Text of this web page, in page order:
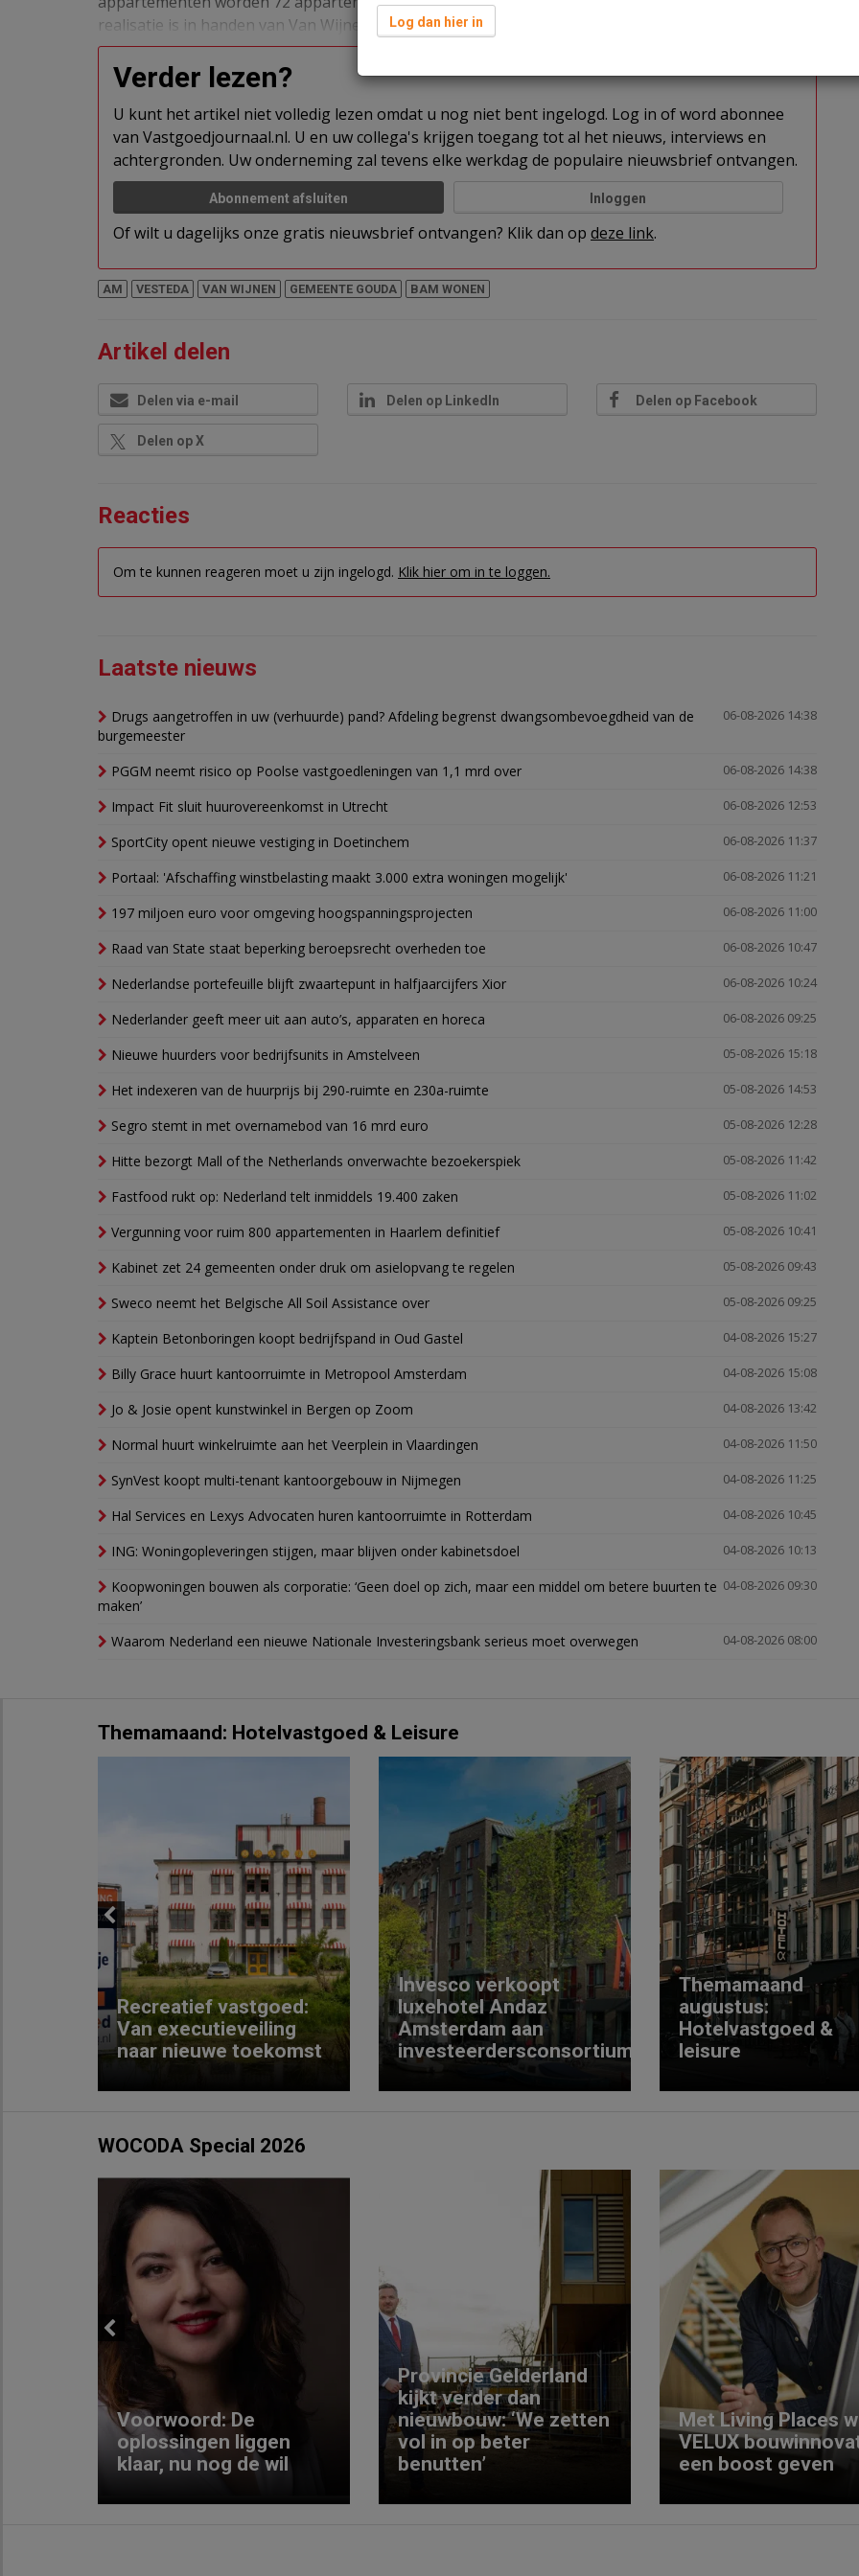
realisatie is in handen van Van Wijnen Stolwijk.
Verder lezen?
U kunt het artikel niet volledig lezen omdat u nog niet bent ingelogd. Log in of word abonnee
van Vastgoedjournaal.nl. U en uw collega's krijgen toegang tot al het nieuws, interviews en
achtergronden. Uw onderneming zal tevens elke werkdag de populaire nieuwsbrief ontvangen.
Abonnement afsluiten Inloggen
Of wilt u dagelijks onze gratis nieuwsbrief ontvangen? Klik dan op deze link.
AM VESTEDA VAN WIJNEN GEMEENTE GOUDA BAM WONEN
Artikel delen
Delen via e-mail Delen op LinkedIn Delen op Facebook
Delen op X
Reacties
Om te kunnen reageren moet u zijn ingelogd. Klik hier om in te loggen.
Laatste nieuws
06-08-2026 14:38
Drugs aangetroffen in uw (verhuurde) pand? Afdeling begrenst dwangsombevoegdheid van de
burgemeester
06-08-2026 14:38
PGGM neemt risico op Poolse vastgoedleningen van 1,1 mrd over
06-08-2026 12:53
Impact Fit sluit huurovereenkomst in Utrecht
06-08-2026 11:37
SportCity opent nieuwe vestiging in Doetinchem
06-08-2026 11:21
Portaal: 'Afschaffing winstbelasting maakt 3.000 extra woningen mogelijk'
06-08-2026 11:00
197 miljoen euro voor omgeving hoogspanningsprojecten
06-08-2026 10:47
Raad van State staat beperking beroepsrecht overheden toe
06-08-2026 10:24
Nederlandse portefeuille blijft zwaartepunt in halfjaarcijfers Xior
06-08-2026 09:25
Nederlander geeft meer uit aan auto’s, apparaten en horeca
05-08-2026 15:18
Nieuwe huurders voor bedrijfsunits in Amstelveen
05-08-2026 14:53
Het indexeren van de huurprijs bij 290-ruimte en 230a-ruimte
05-08-2026 12:28
Segro stemt in met overnamebod van 16 mrd euro
05-08-2026 11:42
Hitte bezorgt Mall of the Netherlands onverwachte bezoekerspiek
05-08-2026 11:02
Fastfood rukt op: Nederland telt inmiddels 19.400 zaken
05-08-2026 10:41
Vergunning voor ruim 800 appartementen in Haarlem definitief
05-08-2026 09:43
Kabinet zet 24 gemeenten onder druk om asielopvang te regelen
05-08-2026 09:25
Sweco neemt het Belgische All Soil Assistance over
04-08-2026 15:27
Kaptein Betonboringen koopt bedrijfspand in Oud Gastel
04-08-2026 15:08
Billy Grace huurt kantoorruimte in Metropool Amsterdam
04-08-2026 13:42
Jo & Josie opent kunstwinkel in Bergen op Zoom
04-08-2026 11:50
Normal huurt winkelruimte aan het Veerplein in Vlaardingen
04-08-2026 11:25
SynVest koopt multi-tenant kantoorgebouw in Nijmegen
04-08-2026 10:45
Hal Services en Lexys Advocaten huren kantoorruimte in Rotterdam
04-08-2026 10:13
ING: Woningopleveringen stijgen, maar blijven onder kabinetsdoel
04-08-2026 09:30
Koopwoningen bouwen als corporatie: ‘Geen doel op zich, maar een middel om betere buurten te
maken’
04-08-2026 08:00
Waarom Nederland een nieuwe Nationale Investeringsbank serieus moet overwegen
Themamaand: Hotelvastgoed & Leisure
Previous
Recreatief vastgoed:
Van executieveiling
naar nieuwe toekomst
Invesco verkoopt
luxehotel Andaz
Amsterdam aan
investeerdersconsortium
Themamaand
augustus:
Hotelvastgoed &
leisure
WOCODA Special 2026
Previous
Voorwoord: De
oplossingen liggen
klaar, nu nog de wil
Provincie Gelderland
kijkt verder dan
nieuwbouw: ‘We zetten
vol in op beter
benutten’
Met Living Places
VELUX
een boost geven
Log dan hier in